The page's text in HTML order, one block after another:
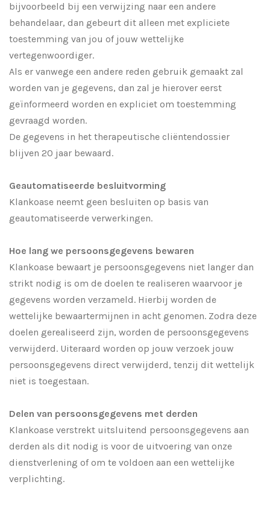
bijvoorbeeld bij een verwijzing naar een andere
behandelaar, dan gebeurt dit alleen met expliciete
toestemming van jou of jouw wettelijke
vertegenwoordiger.
Als er vanwege een andere reden gebruik gemaakt zal
worden van je gegevens, dan zal je hierover eerst
geïnformeerd worden en expliciet om toestemming
gevraagd worden.
De gegevens in het therapeutische cliëntendossier
blijven 20 jaar bewaard.
Geautomatiseerde besluitvorming
Klankoase neemt geen besluiten op basis van
geautomatiseerde verwerkingen.
Hoe lang we persoonsgegevens bewaren
Klankoase bewaart je persoonsgegevens niet langer dan
strikt nodig is om de doelen te realiseren waarvoor je
gegevens worden verzameld. Hierbij worden de
wettelijke bewaartermijnen in acht genomen. Zodra deze
doelen gerealiseerd zijn, worden de persoonsgegevens
verwijderd. Uiteraard worden op jouw verzoek jouw
persoonsgegevens direct verwijderd, tenzij dit wettelijk
niet is toegestaan.
Delen van persoonsgegevens met derden
Klankoase verstrekt uitsluitend persoonsgegevens aan
derden als dit nodig is voor de uitvoering van onze
dienstverlening of om te voldoen aan een wettelijke
verplichting.